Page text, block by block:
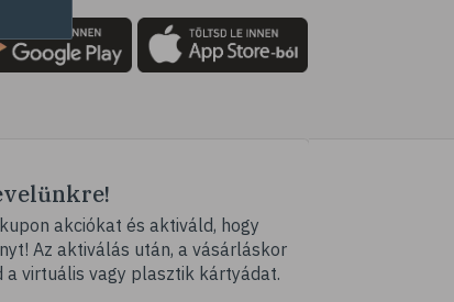
# omega-3
# D-vitamin
# ízületi fájdalom
# ízületek
# csontok
akciókat és aktiváld, hogy
Az aktiválás után, a vásárláskor
virtuális vagy plasztik kártyádat.